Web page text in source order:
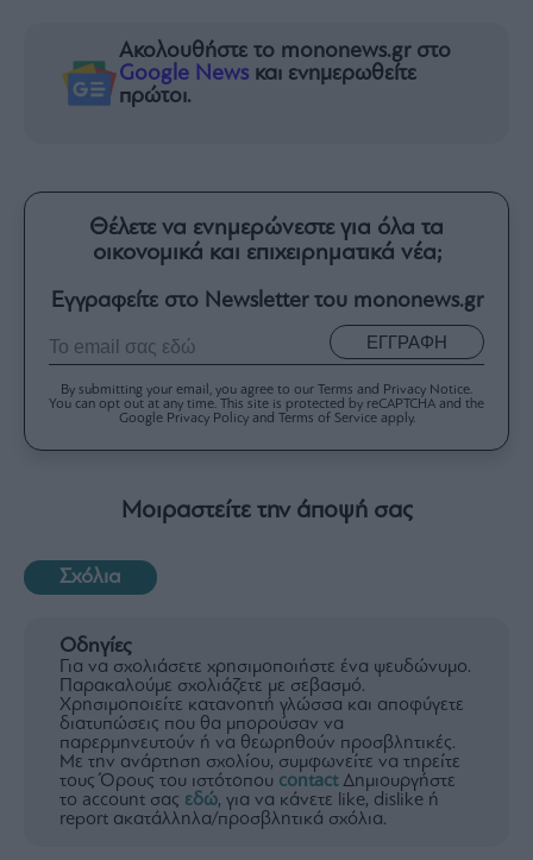
Ακολουθήστε το mononews.gr στο
Google News και ενημερωθείτε
πρώτοι.
Θέλετε να ενημερώνεστε για όλα τα
οικονομικά και επιχειρηματικά νέα;
Εγγραφείτε στο Newsletter του mononews.gr
ΕΓΓΡΑΦΗ
By submitting your email, you agree to our Terms and Privacy Notice.
You can opt out at any time. This site is protected by reCAPTCHA and the
Google Privacy Policy and Terms of Service apply.
Μοιραστείτε την άποψή σας
Σχόλια
Οδηγίες
Για να σχολιάσετε χρησιμοποιήστε ένα ψευδώνυμο.
Παρακαλούμε σχολιάζετε με σεβασμό.
Χρησιμοποιείτε κατανοητή γλώσσα και αποφύγετε
διατυπώσεις που θα μπορούσαν να
παρερμηνευτούν ή να θεωρηθούν προσβλητικές.
Με την ανάρτηση σχολίου, συμφωνείτε να τηρείτε
τους Όρους του ιστότοπου contactΔημιουργήστε
το account σας εδώ, για να κάνετε like, dislike ή
report ακατάλληλα/προσβλητικά σχόλια.